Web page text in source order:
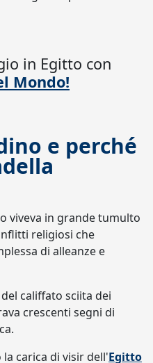
in Egitto con
Mondo!
e perché
viveva in grande tumulto
religiosi che
di alleanze e
califfato sciita dei
crescenti segni di
carica di visir dell'Egitto